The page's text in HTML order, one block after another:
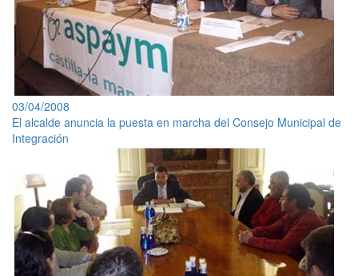
03/04/2008
El alcalde anuncia la puesta en marcha del Consejo Municipal de
Integración